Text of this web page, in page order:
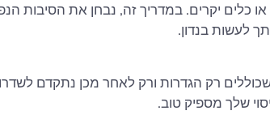
או כלים יקרים. במדריך זה, נבחן את הסיבות
לעשות בנדון.
שכוללים רק הגדרות ורק לאחר מכן נתקדם
שלך מספיק טוב.